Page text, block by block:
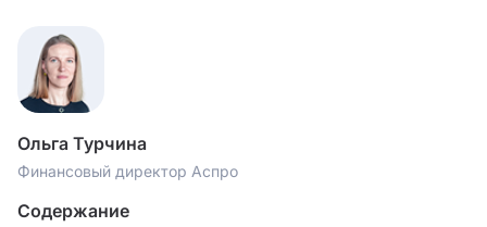
Ольга Турчина
Финансовый директор Аспро
Содержание